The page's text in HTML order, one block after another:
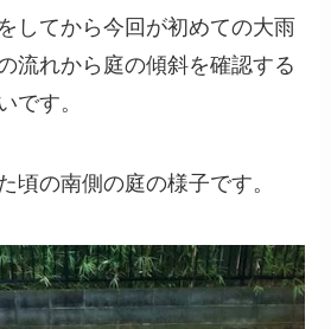
してから今回が初めての大雨
流れから庭の傾斜を確認する
です。
頃の南側の庭の様子です。